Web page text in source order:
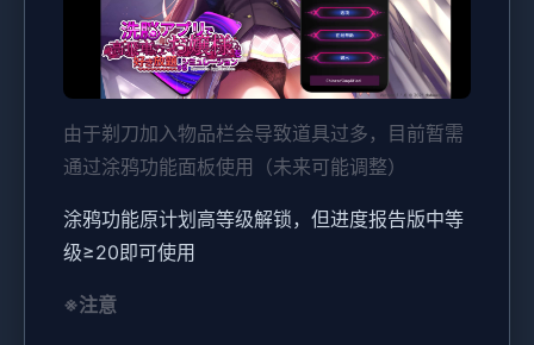
由于剃刀加入物品栏会导致道具过多，目前暂需
通过涂鸦功能面板使用（未来可能调整）
涂鸦功能原计划高等级解锁，但进度报告版中等
级≥20即可使用
※注意